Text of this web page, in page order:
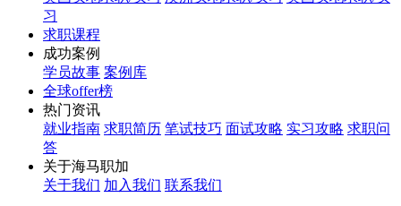
习
求职课程
成功案例
学员故事 案例库
全球offer榜
热门资讯
就业指南 求职简历 笔试技巧 面试攻略 实习攻略 求职问
答
关于海马职加
关于我们 加入我们 联系我们